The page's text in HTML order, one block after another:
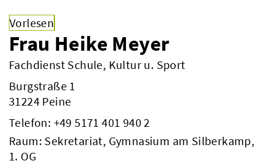
Vorlesen
Frau Heike Meyer
Fachdienst Schule, Kultur u. Sport
Burgstraße 1
31224 Peine
Telefon: +49 5171 401 940 2
Raum: Sekretariat, Gymnasium am Silberkamp,
1. OG